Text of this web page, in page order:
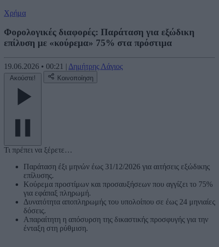
Χρήμα
Φορολογικές διαφορές: Παράταση για εξώδικη
επίλυση με «κούρεμα» 75% στα πρόστιμα
19.06.2026 • 00:21 | Δημήτρης Λάγιος
Ακούστε! Κοινοποίηση
Τι πρέπει να ξέρετε…
Παράταση έξι μηνών έως 31/12/2026 για αιτήσεις εξώδικης
επίλυσης.
Κούρεμα προστίμων και προσαυξήσεων που αγγίζει το 75%
για εφάπαξ πληρωμή.
Δυνατότητα αποπληρωμής του υπολοίπου σε έως 24 μηνιαίες
δόσεις.
Απαραίτητη η απόσυρση της δικαστικής προσφυγής για την
ένταξη στη ρύθμιση.